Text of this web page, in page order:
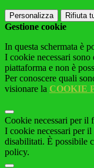
Personalizza Rifiuta
Gestione cookie
In questa schermata è
I cookie necessari
piattaforma e non è
Per conoscere quali
visionare la COOKIE
Cookie necessari per il
I cookie necessari per
disabilitati. È possibile
policy.